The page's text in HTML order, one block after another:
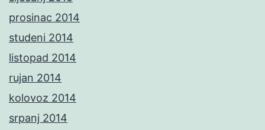
prosinac 2014
studeni 2014
listopad 2014
rujan 2014
kolovoz 2014
srpanj 2014